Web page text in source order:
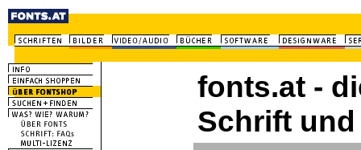
fonts.at -
Schrift